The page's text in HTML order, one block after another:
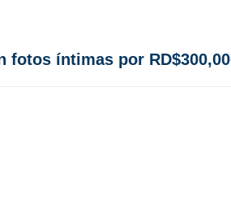
fotos íntimas por